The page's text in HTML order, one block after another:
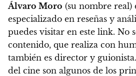
Álvaro Moro (su nombre real)
especializado en reseñas y
puedes visitar en este link. No
contenido, que realiza con
también es director y
del cine son algunos de los